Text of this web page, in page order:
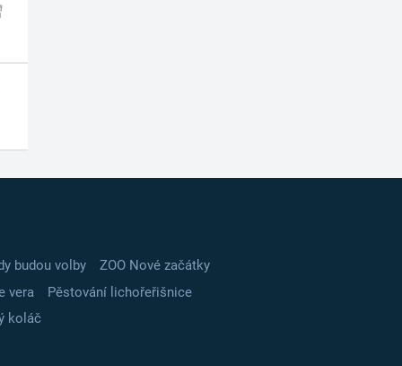
budou volby
ZOO Nové začátky
vera
Pěstování lichořeřišnice
koláč